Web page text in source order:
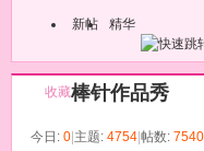
新帖
精华
棒针作品秀
收藏
今日: 0|主题: 4754|帖数: